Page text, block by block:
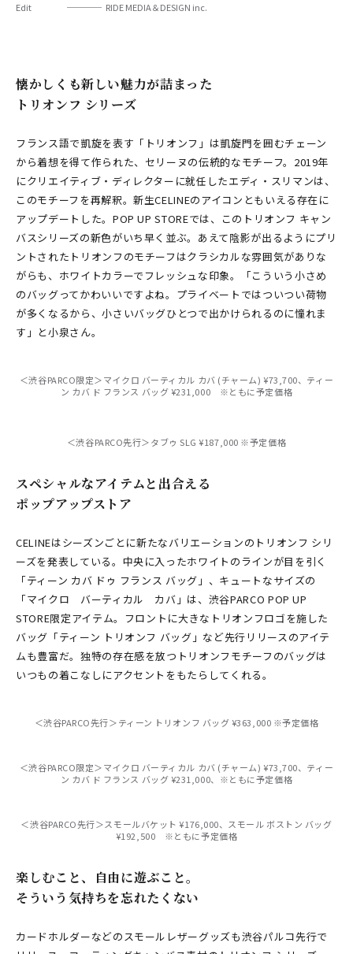
Edit
RIDE MEDIA＆DESIGN inc.
懐かしくも新しい魅力が詰まった
トリオンフ シリーズ
フランス語で凱旋を表す「トリオンフ」は凱旋門を囲むチェーン
から着想を得て作られた、セリーヌの伝統的なモチーフ。2019年
にクリエイティブ・ディレクターに就任したエディ・スリマンは、
このモチーフを再解釈。新生CELINEのアイコンともいえる存在に
アップデートした。POP UP STOREでは、このトリオンフ キャン
バスシリーズの新色がいち早く並ぶ。あえて陰影が出るようにプリ
ントされたトリオンフのモチーフはクラシカルな雰囲気がありな
がらも、ホワイトカラーでフレッシュな印象。「こういう小さめ
のバッグってかわいいですよね。プライベートではついつい荷物
が多くなるから、小さいバッグひとつで出かけられるのに憧れま
す」と小泉さん。
＜渋谷PARCO限定＞マイクロ バーティカル カバ (チャーム) ¥73,700、ティー
ン カバ ド フランス バッグ ¥231,000 ※ともに予定価格
＜渋谷PARCO先行＞タブゥ SLG ¥187,000 ※予定価格
スペシャルなアイテムと出合える
ポップアップストア
CELINEはシーズンごとに新たなバリエーションのトリオンフ シリ
ーズを発表している。中央に入ったホワイトのラインが目を引く
「ティーン カバ ドゥ フランス バッグ」、キュートなサイズの
「マイクロ バーティカル カバ」は、渋谷PARCO POP UP
STORE限定アイテム。フロントに大きなトリオンフロゴを施した
バッグ「ティーン トリオンフ バッグ」など先行リリースのアイテ
ムも豊富だ。独特の存在感を放つトリオンフモチーフのバッグは
いつもの着こなしにアクセントをもたらしてくれる。
＜渋谷PARCO先行＞ティーン トリオンフ バッグ ¥363,000 ※予定価格
＜渋谷PARCO限定＞マイクロ バーティカル カバ (チャーム) ¥73,700、ティー
ン カバ ド フランス バッグ ¥231,000、※ともに予定価格
＜渋谷PARCO先行＞スモールバケット ¥176,000、スモール ボストン バッグ
¥192,500 ※ともに予定価格
楽しむこと、自由に遊ぶこと。
そういう気持ちを忘れたくない
カードホルダーなどのスモールレザーグッズも渋谷パルコ先行で